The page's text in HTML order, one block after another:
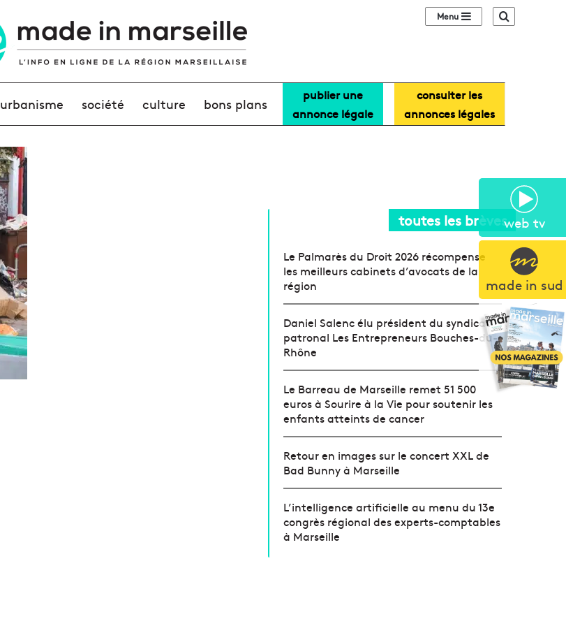
web tv
made in sud
Sidebar (barre
urbanisme société culture bons plans
publier une
annonce légale
consulter les
annonces légales
toutes les brèves
Le Palmarès du Droit 2026 récompense
les meilleurs cabinets d’avocats de la
région
Daniel Salenc élu président du syndicat
patronal Les Entrepreneurs Bouches-du-
Rhône
Le Barreau de Marseille remet 51 500
euros à Sourire à la Vie pour soutenir les
enfants atteints de cancer
Retour en images sur le concert XXL de
Bad Bunny à Marseille
L’intelligence artificielle au menu du 13e
congrès régional des experts-comptables
à Marseille